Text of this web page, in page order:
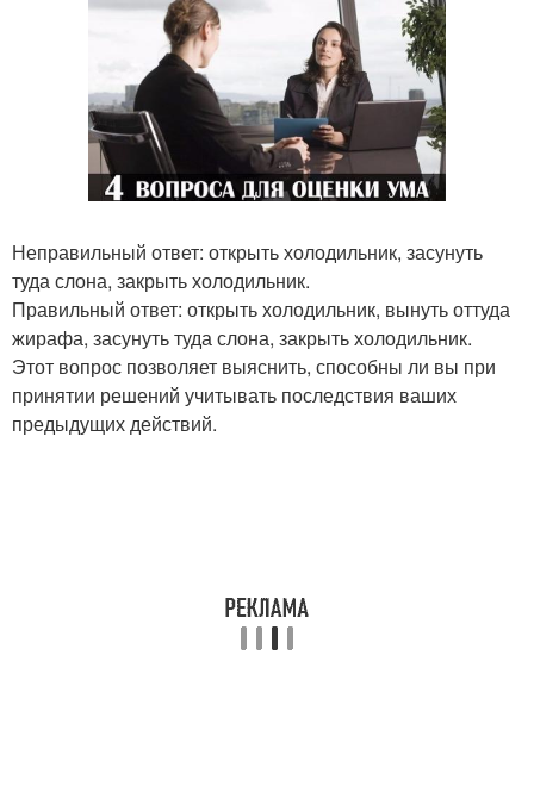
Неправильный ответ: открыть холодильник, засунуть
туда слона, закрыть холодильник.
Правильный ответ: открыть холодильник, вынуть оттуда
жирафа, засунуть туда слона, закрыть холодильник.
Этот вопрос позволяет выяснить, способны ли вы при
принятии решений учитывать последствия ваших
предыдущих действий.